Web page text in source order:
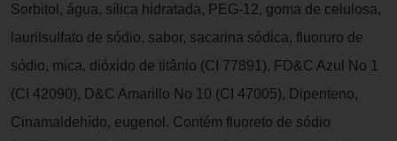
Sorbitol, água, sílica hidratada, PEG-12, goma de celulosa,
laurilsulfato de sódio, sabor, sacarina sódica, fluoruro de
sódio, mica, dióxido de titânio (CI 77891), FD&C Azul No 1
(CI 42090), D&C Amarillo No 10 (CI 47005), Dipenteno,
Cinamaldehído, eugenol. Contém fluoreto de sódio